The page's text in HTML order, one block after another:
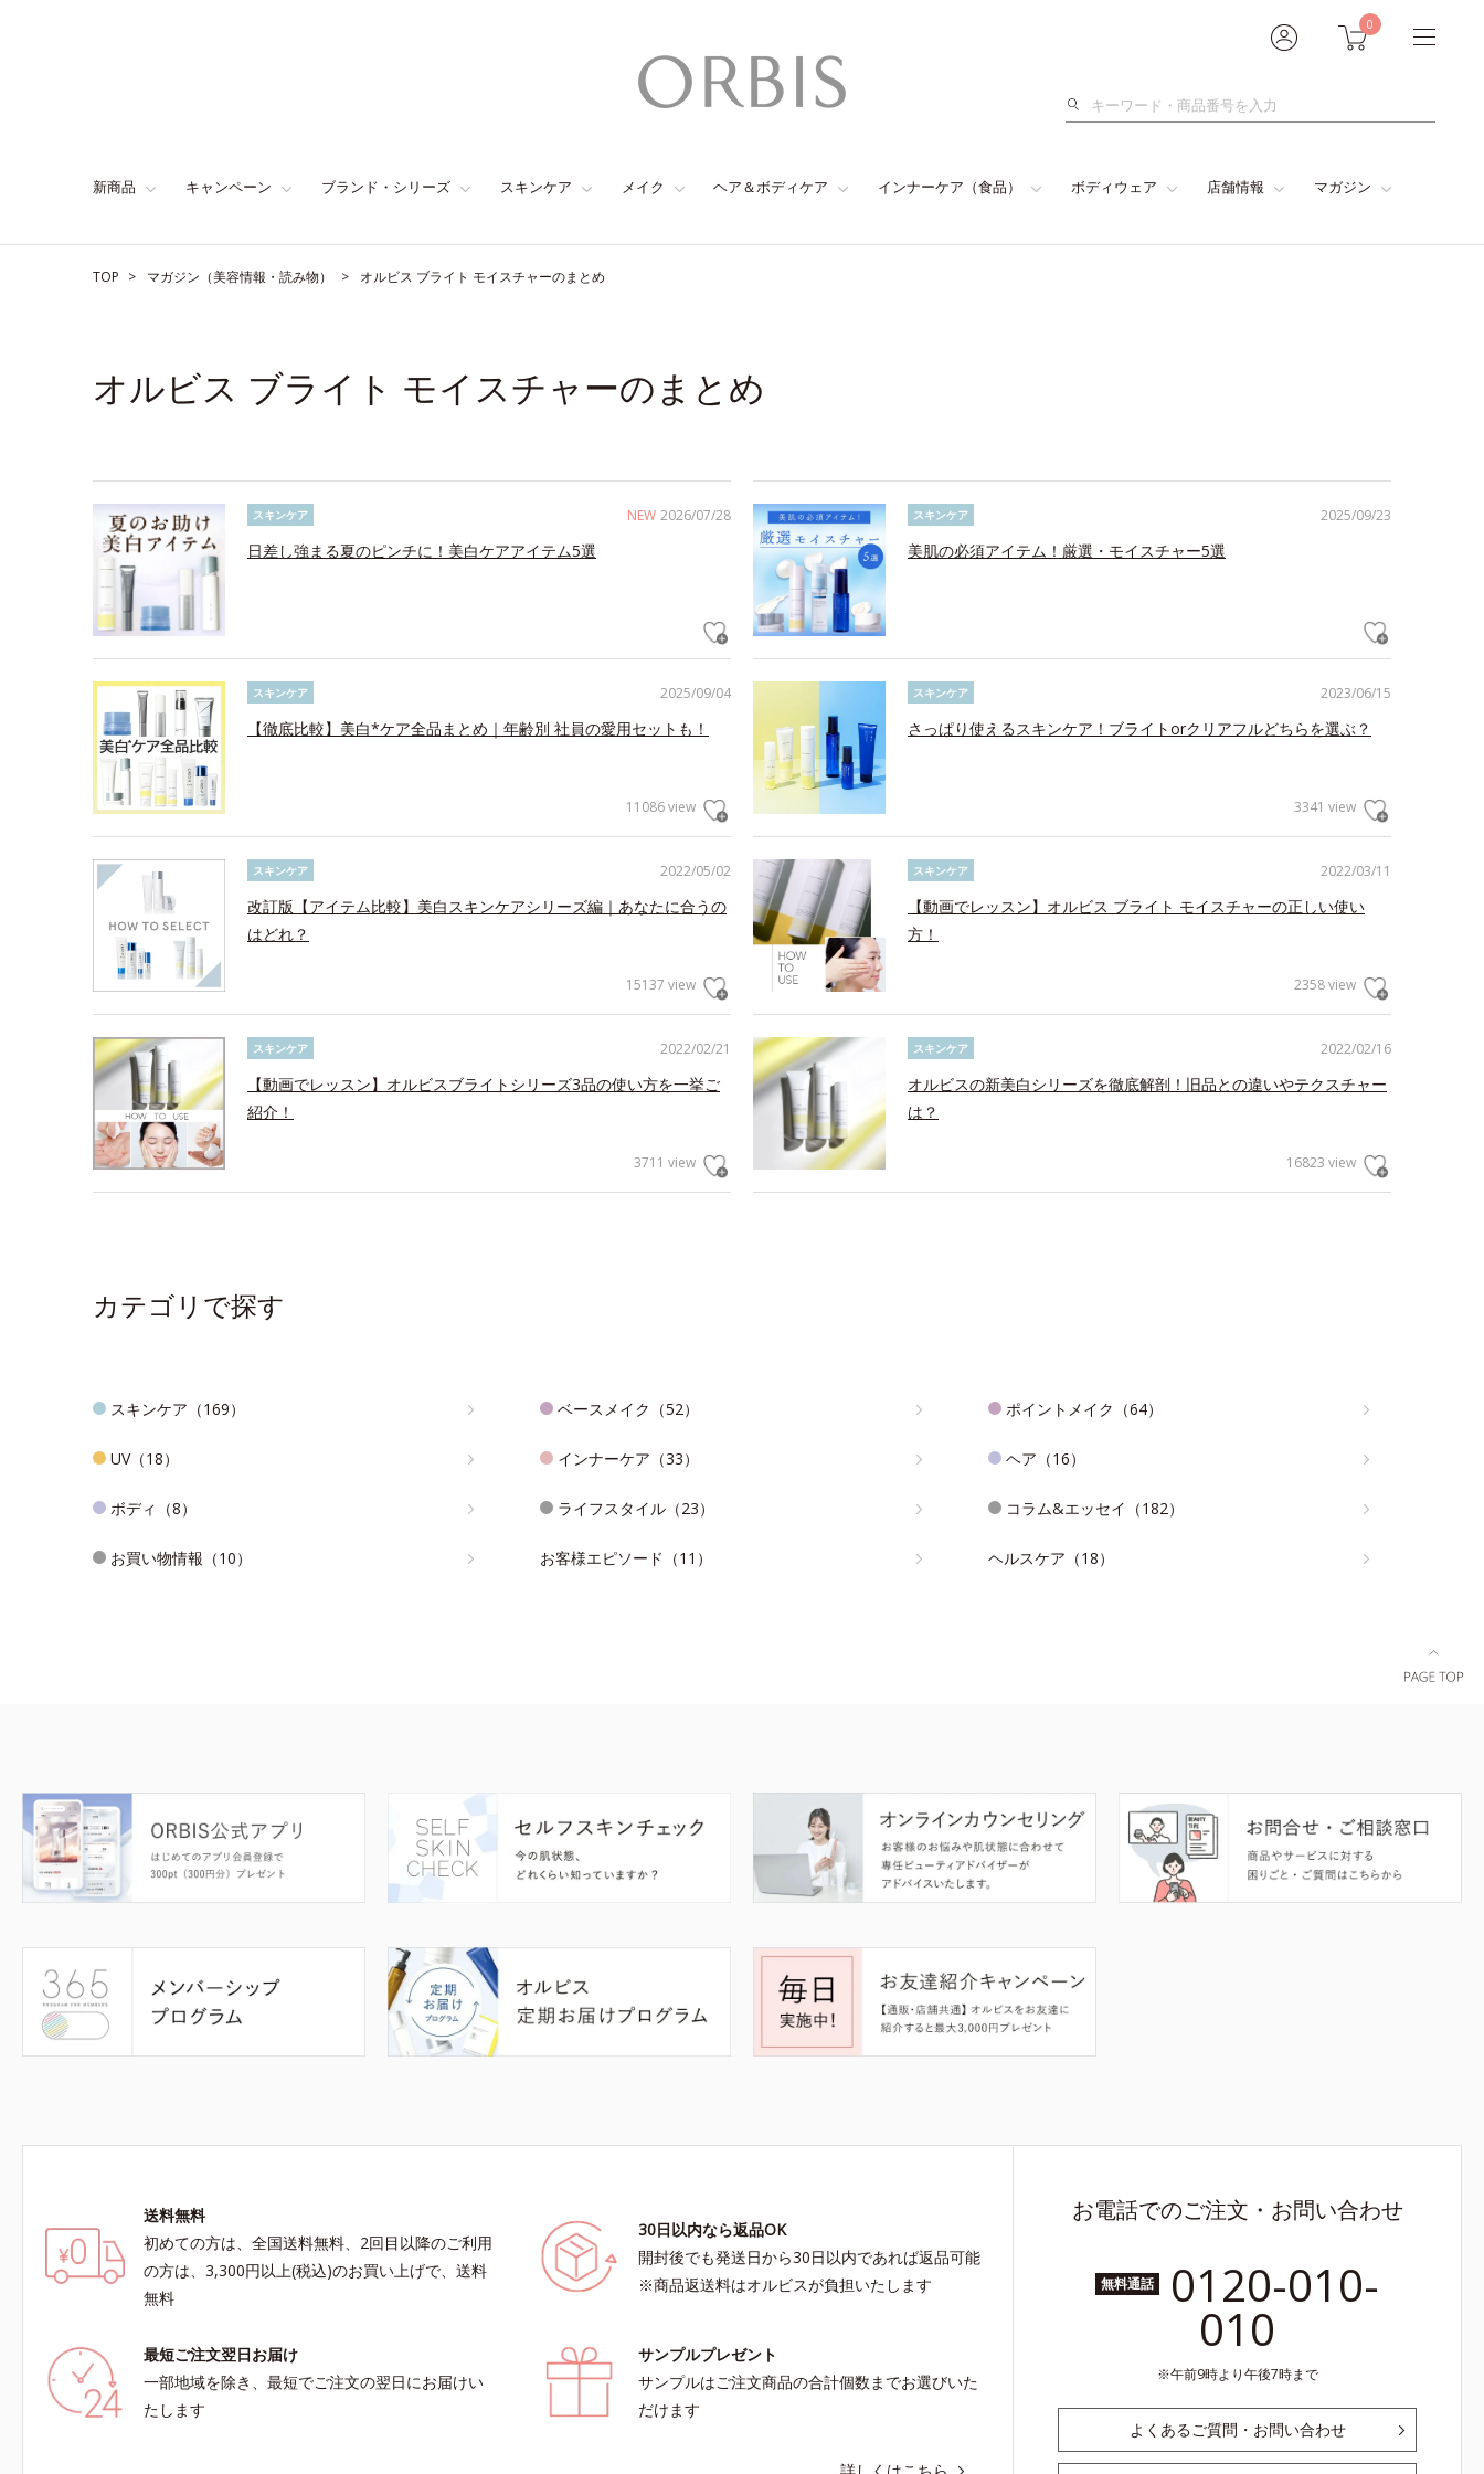
0
検
新商品 キャンペーン ブランド・シリーズ スキンケア メイク ヘア＆ボディケア インナーケア（食品） ボディウェア 店舗情報 マガジン
TOP マガジン（美容情報・読み物） オルビス ブライト モイスチャーのまとめ
オルビス ブライト モイスチャーのまとめ
NEW 2026/07/28
スキンケア
日差し強まる夏のピンチに！美白ケアアイテム5選
2025/09/23
スキンケア
美肌の必須アイテム！厳選・モイスチャー5選
2025/09/04
スキンケア
【徹底比較】美白*ケア全品まとめ｜年齢別 社員の愛用セットも！
11086 view
2023/06/15
スキンケア
さっぱり使えるスキンケア！ブライトorクリアフルどちらを選ぶ？
3341 view
2022/05/02
スキンケア
改訂版【アイテム比較】美白スキンケアシリーズ編｜あなたに合うの
はどれ？
15137 view
2022/03/11
スキンケア
【動画でレッスン】オルビス ブライト モイスチャーの正しい使い
方！
2358 view
2022/02/21
スキンケア
【動画でレッスン】オルビスブライトシリーズ3品の使い方を一挙ご
紹介！
3711 view
2022/02/16
スキンケア
オルビスの新美白シリーズを徹底解剖！旧品との違いやテクスチャー
は？
16823 view
カテゴリで探す
スキンケア（169） ベースメイク（52） ポイントメイク（64）
UV（18） インナーケア（33） ヘア（16）
ボディ（8） ライフスタイル（23） コラム&エッセイ（182）
お買い物情報（10） お客様エピソード（11） ヘルスケア（18）
送料無料
初めての方は、全国送料無料、2回目以降のご利用
の方は、3,300円以上(税込)のお買い上げで、送料
無料
30日以内なら返品OK
開封後でも発送日から30日以内であれば返品可能
※商品返送料はオルビスが負担いたします
最短ご注文翌日お届け
一部地域を除き、最短でご注文の翌日にお届けい
たします
サンプルプレゼント
サンプルはご注文商品の合計個数までお選びいた
だけます
お電話でのご注文・お問い合わせ
無料通話 0120-010-
010
午前9時より午後7時まで
よくあるご質問・お問い合わせ